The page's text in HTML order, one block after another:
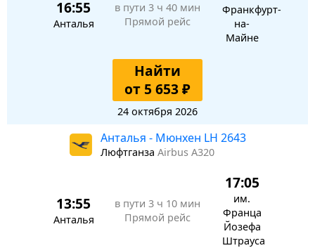
16:55
Анталья
в пути 3 ч 40 мин
Прямой рейс
Франкфурт-
на-
Майне
Найти
от 5 653 ₽
24 октября 2026
Анталья - Мюнхен LH 2643
Люфтганза Airbus A320
13:55
Анталья
в пути 3 ч 10 мин
Прямой рейс
17:05
им.
Франца
Йозефа
Штрауса